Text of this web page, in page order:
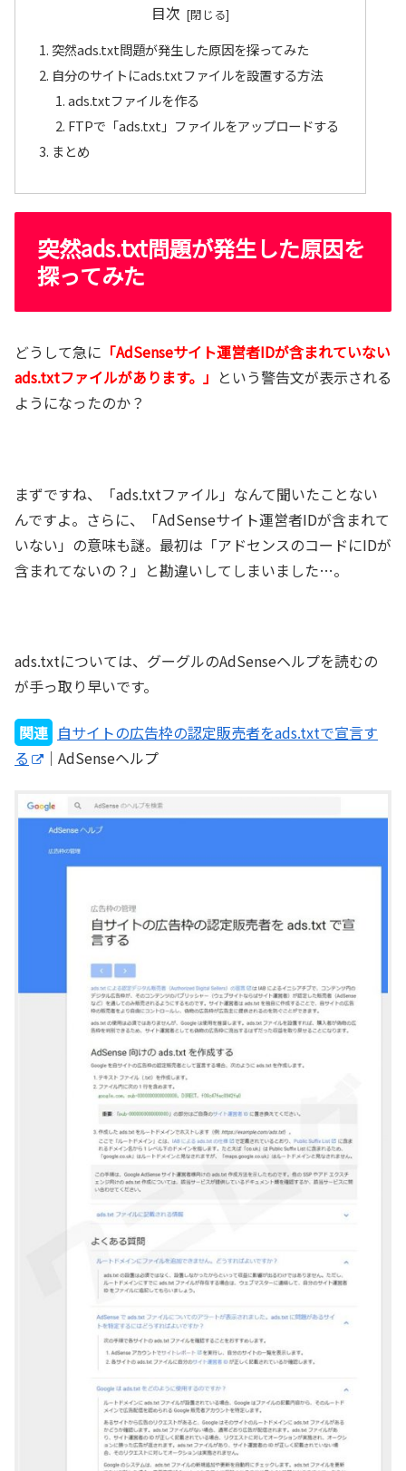
目次
突然ads.txt問題が発生した原因を探ってみた
自分のサイトにads.txtファイルを設置する方法
ads.txtファイルを作る
FTPで「ads.txt」ファイルをアップロードする
まとめ
突然ads.txt問題が発生した原因を
探ってみた
どうして急に 「AdSenseサイト運営者IDが含まれていない
ads.txtファイルがあります。」 という警告文が表示される
ようになったのか？
まずですね、「ads.txtファイル」なんて聞いたことない
んですよ。さらに、「AdSenseサイト運営者IDが含まれて
いない」の意味も謎。最初は「アドセンスのコードにIDが
含まれてないの？」と勘違いしてしまいました…。
ads.txtについては、グーグルのAdSenseヘルプを読むの
が手っ取り早いです。
関連 自サイトの広告枠の認定販売者をads.txtで宣言す
る
｜AdSenseヘルプ